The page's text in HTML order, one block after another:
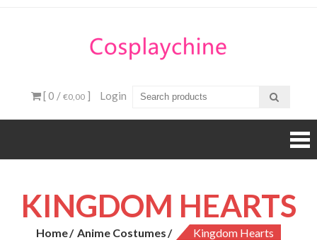
[ 0 / €0,00] Login
KINGDOM HEARTS
Home Anime Costumes Kingdom Hearts